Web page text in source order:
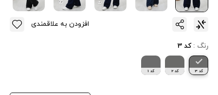
رنگ :کد 3
کد 3 کد 2 کد 1
افزودن به علاقمندی